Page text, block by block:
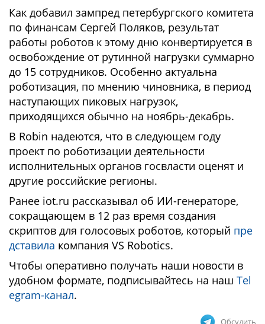
Как добавил зампред петербургского комитета
по финансам Сергей Поляков, результат
работы роботов к этому дню конвертируется в
освобождение от рутинной нагрузки суммарно
до 15 сотрудников. Особенно актуальна
роботизация, по мнению чиновника, в период
наступающих пиковых нагрузок,
приходящихся обычно на ноябрь-декабрь.
В Robin надеются, что в следующем году
проект по роботизации деятельности
исполнительных органов госвласти оценят и
другие российские регионы.
Ранее iot.ru рассказывал об ИИ-генераторе,
сокращающем в 12 раз время создания
скриптов для голосовых роботов, который пре
дставила компания VS Robotics.
Чтобы оперативно получать наши новости в
удобном формате, подписывайтесь на наш Tel
egram-канал.
Обсудить